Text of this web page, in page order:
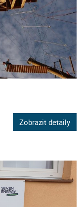
Zobrazit detaily